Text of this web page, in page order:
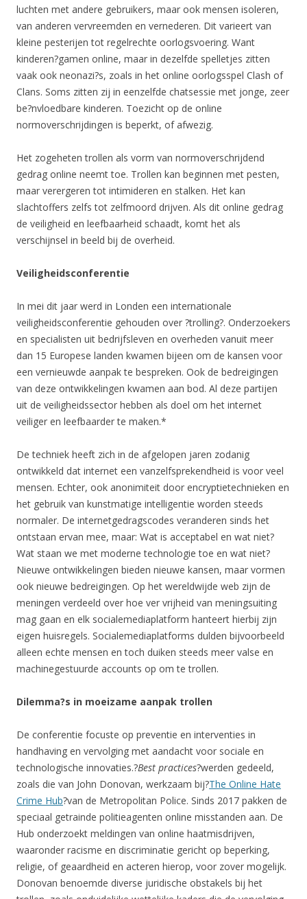
luchten met andere gebruikers, maar ook mensen isoleren,
van anderen vervreemden en vernederen. Dit varieert van
kleine pesterijen tot regelrechte oorlogsvoering. Want
kinderen?gamen online, maar in dezelfde spelletjes zitten
vaak ook neonazi?s, zoals in het online oorlogsspel Clash of
Clans. Soms zitten zij in eenzelfde chatsessie met jonge, zeer
be?nvloedbare kinderen. Toezicht op de online
normoverschrijdingen is beperkt, of afwezig.
Het zogeheten trollen als vorm van normoverschrijdend
gedrag online neemt toe. Trollen kan beginnen met pesten,
maar verergeren tot intimideren en stalken. Het kan
slachtoffers zelfs tot zelfmoord drijven. Als dit online gedrag
de veiligheid en leefbaarheid schaadt, komt het als
verschijnsel in beeld bij de overheid.
Veiligheidsconferentie
In mei dit jaar werd in Londen een internationale
veiligheidsconferentie gehouden over ?trolling?. Onderzoekers
en specialisten uit bedrijfsleven en overheden vanuit meer
dan 15 Europese landen kwamen bijeen om de kansen voor
een vernieuwde aanpak te bespreken. Ook de bedreigingen
van deze ontwikkelingen kwamen aan bod. Al deze partijen
uit de veiligheidssector hebben als doel om het internet
veiliger en leefbaarder te maken.*
De techniek heeft zich in de afgelopen jaren zodanig
ontwikkeld dat internet een vanzelfsprekendheid is voor veel
mensen. Echter, ook anonimiteit door encryptietechnieken en
het gebruik van kunstmatige intelligentie worden steeds
normaler. De internetgedragscodes veranderen sinds het
ontstaan ervan mee, maar: Wat is acceptabel en wat niet?
Wat staan we met moderne technologie toe en wat niet?
Nieuwe ontwikkelingen bieden nieuwe kansen, maar vormen
ook nieuwe bedreigingen. Op het wereldwijde web zijn de
meningen verdeeld over hoe ver vrijheid van meningsuiting
mag gaan en elk socialemediaplatform hanteert hierbij zijn
eigen huisregels. Socialemediaplatforms dulden bijvoorbeeld
alleen echte mensen en toch duiken steeds meer valse en
machinegestuurde accounts op om te trollen.
Dilemma?s in moeizame aanpak trollen
De conferentie focuste op preventie en interventies in
handhaving en vervolging met aandacht voor sociale en
technologische innovaties.?Best practices?werden gedeeld,
zoals die van John Donovan, werkzaam bij?The Online Hate
Crime Hub?van de Metropolitan Police. Sinds 2017 pakken de
speciaal getrainde politieagenten online misstanden aan. De
Hub onderzoekt meldingen van online haatmisdrijven,
waaronder racisme en discriminatie gericht op beperking,
religie, of geaardheid en acteren hierop, voor zover mogelijk.
Donovan benoemde diverse juridische obstakels bij het